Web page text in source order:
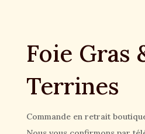
Foie Gras
Terrines
Commande en retrait